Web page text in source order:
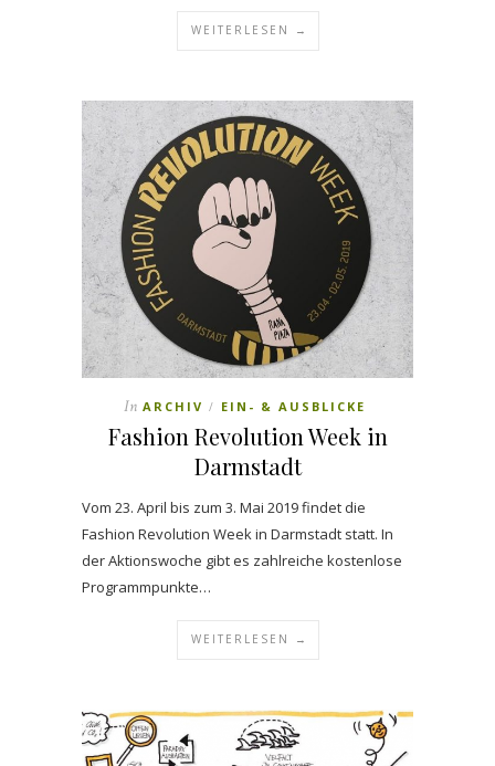
WEITERLESEN →
In ARCHIV / EIN- & AUSBLICKE
Fashion Revolution Week in
Darmstadt
Vom 23. April bis zum 3. Mai 2019 findet die
Fashion Revolution Week in Darmstadt statt. In
der Aktionswoche gibt es zahlreiche kostenlose
Programmpunkte…
WEITERLESEN →